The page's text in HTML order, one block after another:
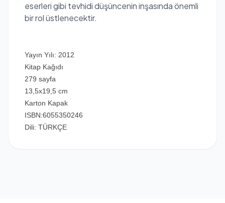
eserleri gibi tevhidi düşüncenin inşasında önemli
bir rol üstlenecektir.
Yayın Yılı: 2012
Kitap Kağıdı
279 sayfa
13,5x19,5 cm
Karton Kapak
ISBN:6055350246
Dili: TÜRKÇE